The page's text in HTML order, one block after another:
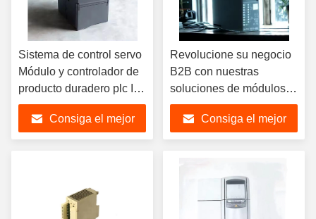
Sistema de control servo
Módulo y controlador de
producto duradero plc IO
nuevo y original
6ES5095-8MD03
Consiga el mejor
Revolucione su negocio
B2B con nuestras
soluciones de módulos
de vanguardia sistema
de control distribuido
6ES5375-8LA12
Consiga el mejor